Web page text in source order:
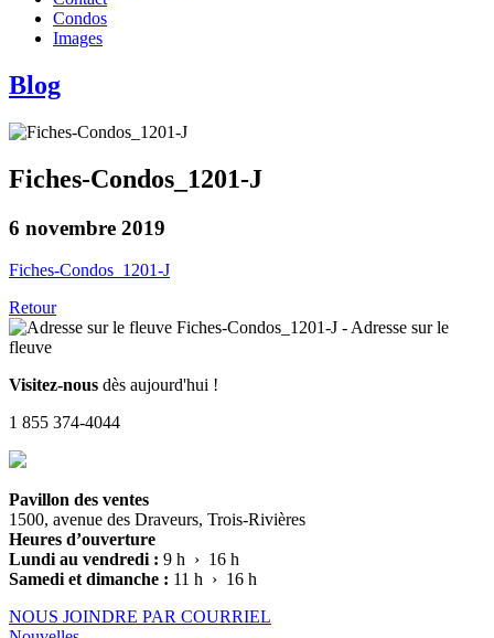
Condos
Images
Blog
Fiches-Condos_1201-J
6 novembre 2019
Fiches-Condos_1201-J
Retour
Visitez-nous dès aujourd'hui !
1 855 374-4044
Pavillon des ventes
1500, avenue des Draveurs, Trois-Rivières
Heures d’ouverture
Lundi au vendredi : 9 h › 16 h
Samedi et dimanche : 11 h › 16 h
NOUS JOINDRE PAR COURRIEL